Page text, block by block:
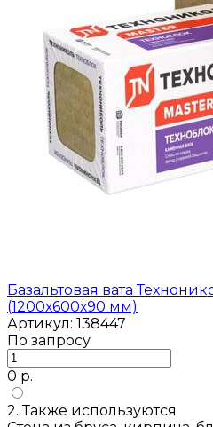
Базальтовая вата
(1200х600х90 мм)
Артикул: 138447
По запросу
0 р.
2. Также используются